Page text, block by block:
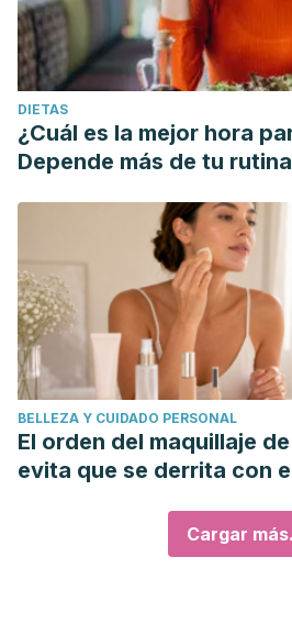
DIETAS
¿Cuál es la mejor hora
Depende más de tu
BELLEZA Y CUIDADO PERSONAL
El orden del maquillaje
evita que se derrita con
Cargar